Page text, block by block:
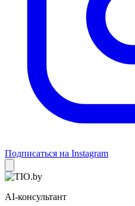
Подписаться на Instagram
AI-консультант